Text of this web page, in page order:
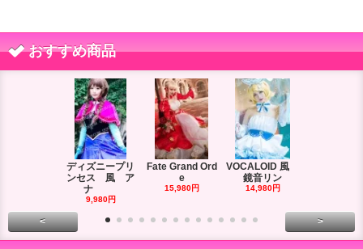
おすすめ商品
ディズニープリ
ンセス 風 ア
ナ
9,980円
Fate Grand Ord
e
15,980円
VOCALOID 風
鏡音リン
14,980円
< >